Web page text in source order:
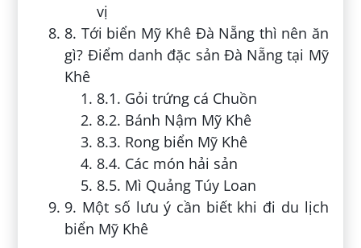
vị
8. Tới biển Mỹ Khê Đà Nẵng thì nên ăn
gì? Điểm danh đặc sản Đà Nẵng tại Mỹ
Khê
8.1. Gỏi trứng cá Chuồn
8.2. Bánh Nậm Mỹ Khê
8.3. Rong biển Mỹ Khê
8.4. Các món hải sản
8.5. Mì Quảng Túy Loan
9. Một số lưu ý cần biết khi đi du lịch
biển Mỹ Khê